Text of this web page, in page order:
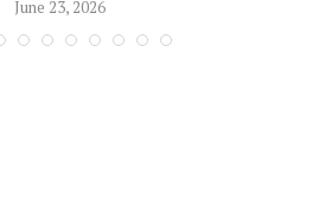
June 23, 2026